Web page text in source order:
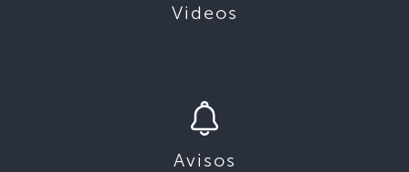
Videos
Avisos